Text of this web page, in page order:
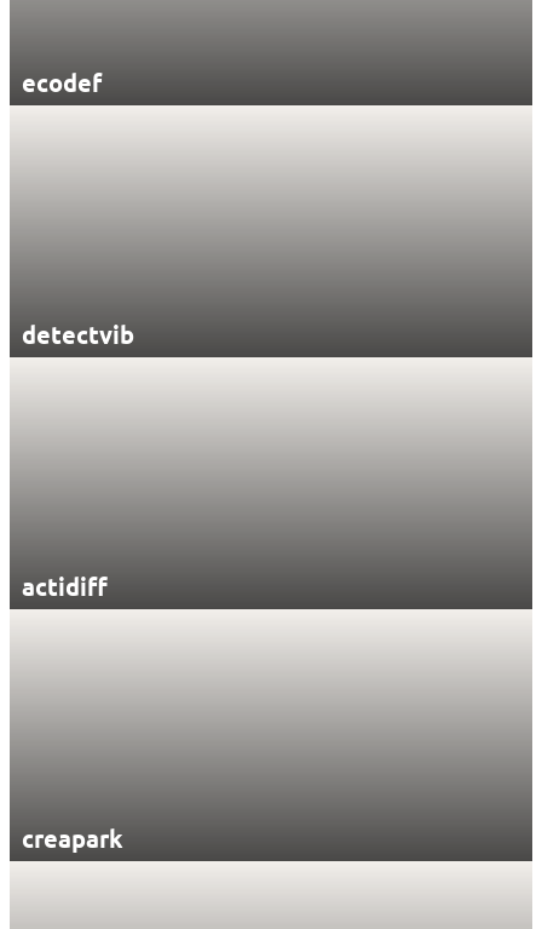
ecodef
detectvib
actidiff
creapark